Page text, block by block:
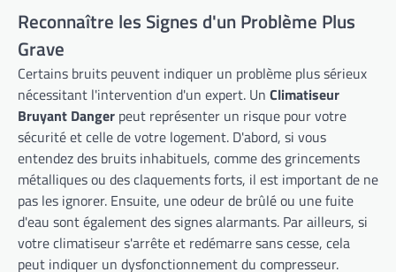
Reconnaître les Signes d'un Problème Plus
Grave
Certains bruits peuvent indiquer un problème plus sérieux
nécessitant l'intervention d'un expert. Un Climatiseur
Bruyant Danger peut représenter un risque pour votre
sécurité et celle de votre logement. D'abord, si vous
entendez des bruits inhabituels, comme des grincements
métalliques ou des claquements forts, il est important de ne
pas les ignorer. Ensuite, une odeur de brûlé ou une fuite
d'eau sont également des signes alarmants. Par ailleurs, si
votre climatiseur s'arrête et redémarre sans cesse, cela
peut indiquer un dysfonctionnement du compresseur.